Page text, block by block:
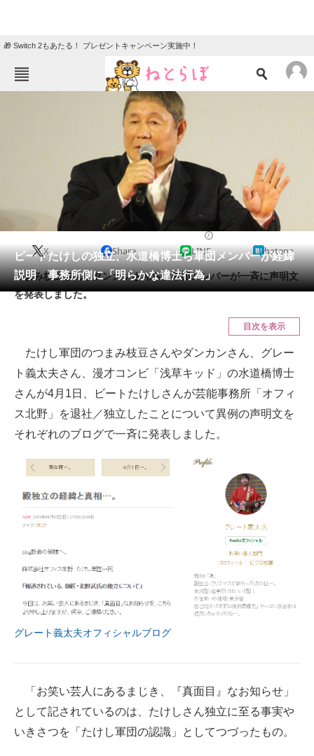
🎁 Switch 2もあたる！ プレゼントキャンペーン実施中！
ニュース
クイズ
地域
教育・育児
リサーチ
会員記事
メディア
スマホと通信の最新トレンド
好きが集まる 比べて選べる
ビジネスと働き方のヒント
AI活用のいまが分かる
企業ITのトレンドを詳説
経営リーダーのコミュニティ
マーケ×ITの今がよく分かる
ITエンジニア向け専門サイト
製造業のIT導入・活用を支援
モノづくり技術者専門サイト
ビートたけしの独立、水道橋博士ら軍団メンバーが経緯
説明 事務所側に「明らかな違法行為」
X Share LINE hatena
つまみ枝豆さんやダンカンさんら、軍団メンバーが一斉に声明文
を発表しました。
目次を表示
たけし軍団のつまみ枝豆さんやダンカンさん、グレー
ト義太夫さん、漫才コンビ「浅草キッド」の水道橋博士
さんが4月1日、ビートたけしさんが芸能事務所「オフィ
ス北野」を退社／独立したことについて異例の声明文を
それぞれのブログで一斉に発表しました。
グレート義太夫オフィシャルブログ
「お笑い芸人にあるまじき、『真面目』なお知らせ」
として記されているのは、たけしさん独立に至る事実や
いきさつを「たけし軍団の認識」としてつづったもの。